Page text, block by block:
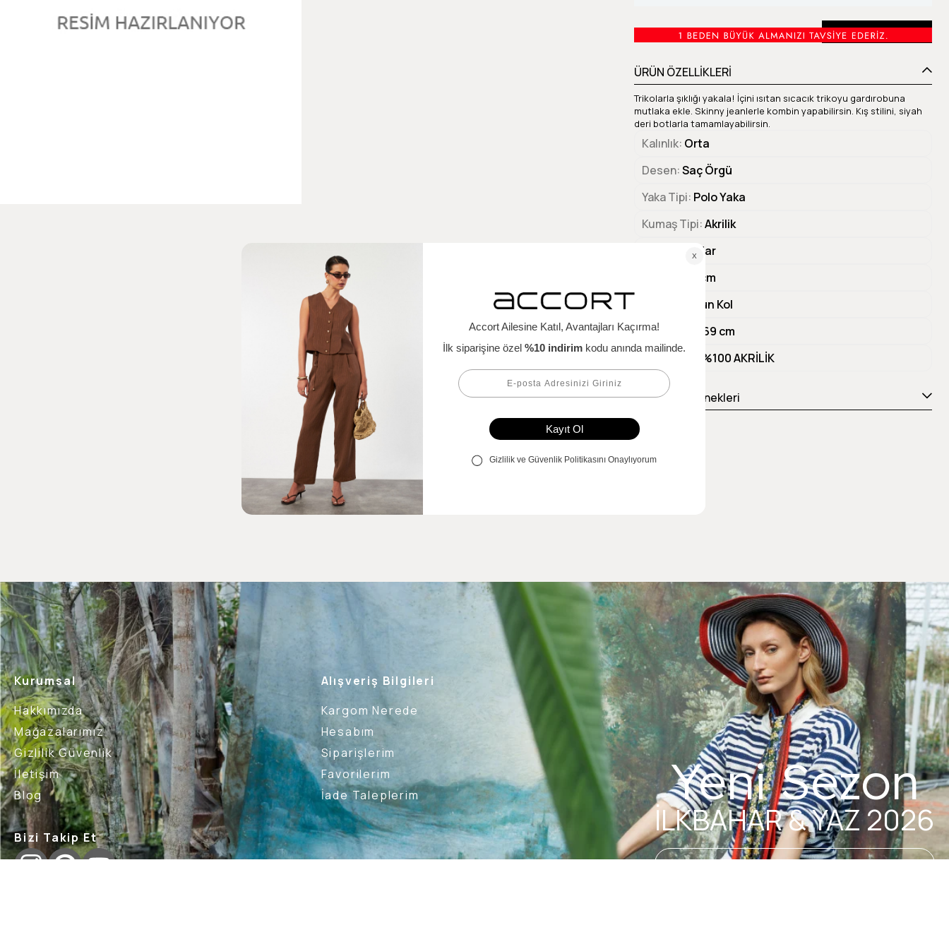
Beden Tablosu
ÜRÜN ÖZELLİKLERİ
Trikolarla şıklığı yakala! İçini ısıtan sıcacık trikoyu gardırobuna
mutlaka ekle. Skinny jeanlerle kombin yapabilirsin. Kış stilini, siyah
deri botlarla tamamlayabilirsin.
Kalınlık Orta
Desen Saç Örgü
Yaka Tipi Polo Yaka
Kumaş Tipi Akrilik
Regular
49 cm
Uzun Kol
Ürün Boyu
69 cm
%100 AKRİLİK
Ödeme Seçenekleri
Kurumsal
Hakkımızda
Mağazalarımız
Gizlilik Güvenlik
İletişim
Blog
Alışveriş Bilgileri
Kargom Nerede
Hesabım
Siparişlerim
Favorilerim
İade Taleplerim
Bizi Takip Et
Yeni Sezon
İLKBAHAR & YAZ 2026
Keşfet